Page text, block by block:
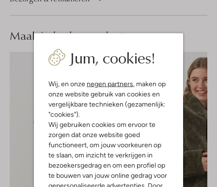
Jum, cookies!
Wij, en onze negen partners , maken op
onze website gebruik van cookies en
vergelijkbare technieken (gezamenlijk:
"cookies").
Wij gebruiken cookies om ervoor te
zorgen dat onze website goed
functioneert, om jouw voorkeuren op
te slaan, om inzicht te verkrijgen in
bezoekersgedrag en om een profiel op
te bouwen van jouw online gedrag voor
gepersonaliseerde advertenties. Door
Maak jelook compleet